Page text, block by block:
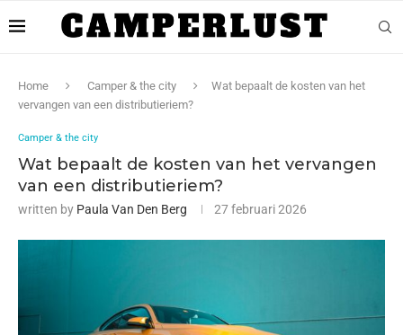
Home Camper & the city
Wat bepaalt de kosten van het
vervangen van een distributieriem?
Camper & the city
Wat bepaalt de kosten van het vervangen
van een distributieriem?
written by Paula Van Den Berg 27 februari 2026